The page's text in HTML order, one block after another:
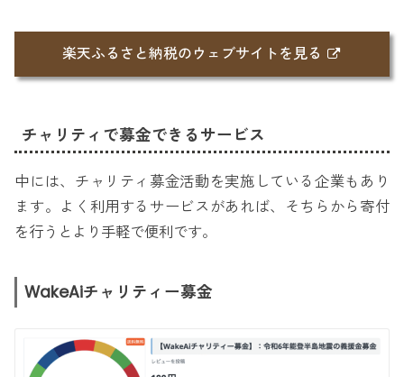
楽天ふるさと納税のウェブサイトを見る
チャリティで募金できるサービス
中には、チャリティ募金活動を実施している企業もあり
ます。よく利用するサービスがあれば、そちらから寄付
を行うとより手軽で便利です。
WakeAiチャリティー募金